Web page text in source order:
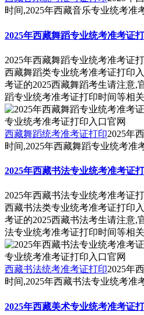
时间,2025年西藏音乐专业统考准
2025年西藏舞蹈专业统考准考证
2025年西藏舞蹈专业统考准考证
西藏舞蹈类专业统考准考证打印
考证的2025西藏舞蹈考生请注意,
蹈专业统考准考证打印时间等相关
西藏舞蹈统考准考证打印2025年
时间,2025年西藏舞蹈专业统考准
2025年西藏书法专业统考准考证
2025年西藏书法专业统考准考证
西藏书法类专业统考准考证打印
考证的2025西藏书法考生请注意,
法专业统考准考证打印时间等相关
西藏书法统考准考证打印2025年
时间,2025年西藏书法专业统考准
2025年西藏美术专业统考准考证